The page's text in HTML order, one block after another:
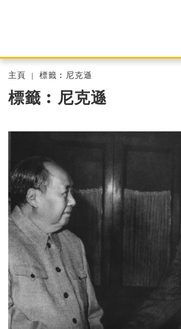
主頁 標籤︰尼克遜
標籤︰尼克遜